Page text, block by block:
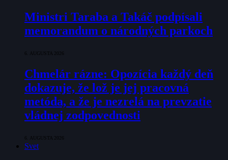
Ministri Taraba a Takáč podpísali
memorandum o národných parkoch
6. AUGUSTA 2026
Chmelár rázne: Opozícia každý deň
dokazuje, že lož je jej pracovná
metóda, a že je nezrelá na prevzatie
vládnej zodpovednosti
6. AUGUSTA 2026
Svet